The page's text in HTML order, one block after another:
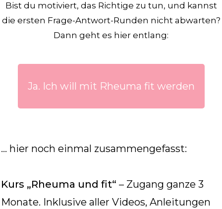
Bist du motiviert, das Richtige zu tun, und kannst
die ersten Frage-Antwort-Runden nicht abwarten?
Dann geht es hier entlang:
Ja. Ich will mit Rheuma fit werden
… hier noch einmal zusammengefasst:
Kurs „Rheuma und fit“ – Zugang ganze 3
Monate. Inklusive aller Videos, Anleitungen